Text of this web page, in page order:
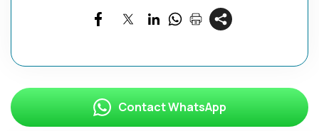
Contact WhatsApp